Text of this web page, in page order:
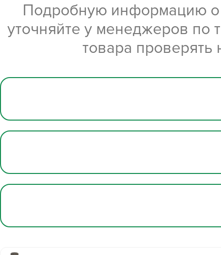
Подробную информацию о
уточняйте у менеджеров по
товара